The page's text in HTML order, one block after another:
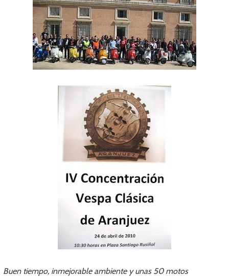
Buen tiempo, inmejorable ambiente y unas 50 motos